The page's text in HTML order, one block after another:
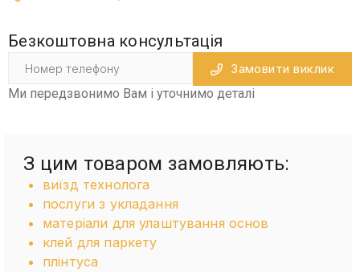
Безкоштовна консультація
Замовити виклик
Ми передзвонимо Вам і уточнимо деталі
З цим товаром замовляють:
виїзд технолога
послуги з укладання
матеріали для улаштування основ
клей для паркету
плінтуса